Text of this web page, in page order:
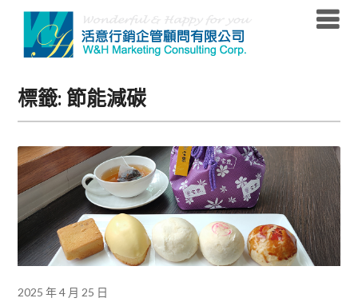
content
標籤: 節能減碳
2025 年 4 月 25 日